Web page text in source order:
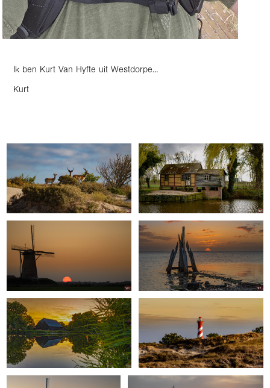
Ik ben Kurt Van Hyfte uit Westdorpe...
Kurt